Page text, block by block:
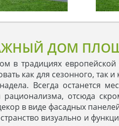
ДОМ
в традициях европейской
как для сезонного, так
Всегда останется
рационализма, отсюда
в виде фасадных
визуально и